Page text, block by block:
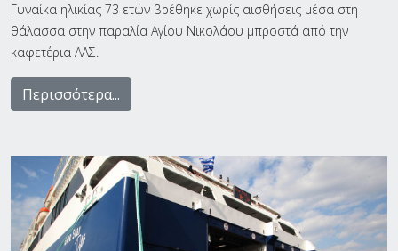
Γυναίκα ηλικίας 73 ετών βρέθηκε χωρίς αισθήσεις μέσα στη
θάλασσα στην παραλία Αγίου Νικολάου μπροστά από την
καφετέρια ΑΛΣ.
Περισσότερα...